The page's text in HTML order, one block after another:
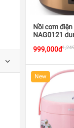
Nồi cơm điện
NAG0121
999,000đ
New